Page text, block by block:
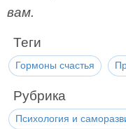
вам.
Теги
Гормоны счастья
Рубрика
Психология и